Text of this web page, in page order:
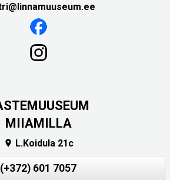
MIIAMILLA
 L.Koidula 21c
(+372) 601 7057